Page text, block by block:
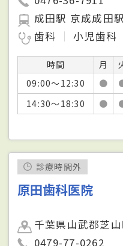
成田駅 京成成田
歯科
小児歯科
時間 月
09:00～12:30
●
14:30～18:30
●
診療時間外
原田歯科医院
千葉県山武郡芝
0479-77-0262